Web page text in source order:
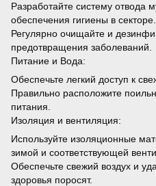
Разработайте систему отвода
обеспечения гигиены в секторе.
Регулярно очищайте и
предотвращения заболеваний.
Питание и Вода:
Обеспечьте легкий доступ к
Правильно расположите
питания.
Изоляция и вентиляция:
Используйте изоляционные
зимой и соответствующей
Обеспечьте свежий воздух и
здоровья поросят.